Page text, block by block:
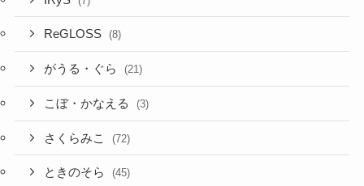
ReGLOSS (8)
がうる・ぐら (21)
こぼ・かなえる (3)
さくらみこ (72)
ときのそら (45)